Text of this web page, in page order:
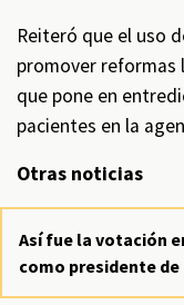
Reiteró que el uso
promover reformas
que pone en
pacientes en la
Otras noticias
Así fue la votación
como presidente